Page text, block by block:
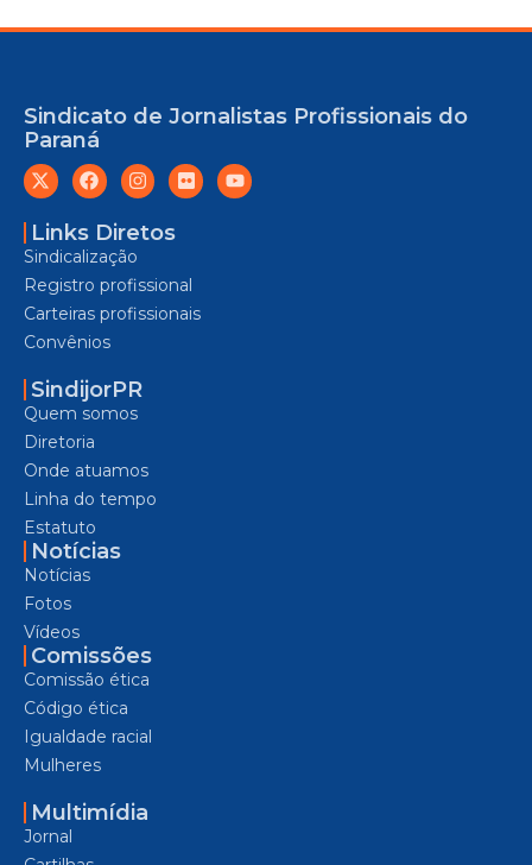
Sindicato de Jornalistas Profissionais do
Paraná
Links Diretos
Sindicalização
Registro profissional
Carteiras profissionais
Convênios
SindijorPR
Quem somos
Diretoria
Onde atuamos
Linha do tempo
Estatuto
Notícias
Notícias
Fotos
Vídeos
Comissões
Comissão ética
Código ética
Igualdade racial
Mulheres
Multimídia
Jornal